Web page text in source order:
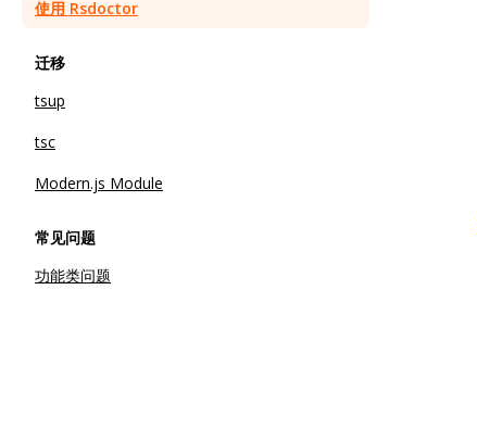
使用 Rsdoctor
迁移
tsup
tsc
Modern.js Module
常见问题
功能类问题